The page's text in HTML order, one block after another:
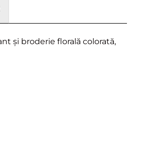
și broderie florală colorată,